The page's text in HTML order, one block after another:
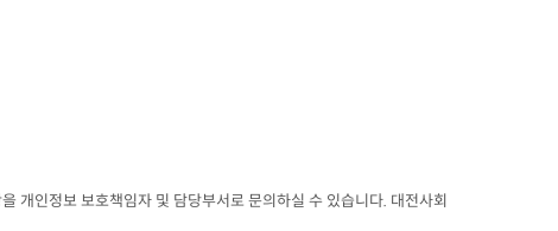
개인정보 보호책임자 및 담당부서로 문의하실 수 있습니다. 대전사회